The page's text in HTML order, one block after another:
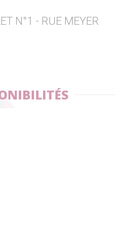
N°1 - RUE MEYER